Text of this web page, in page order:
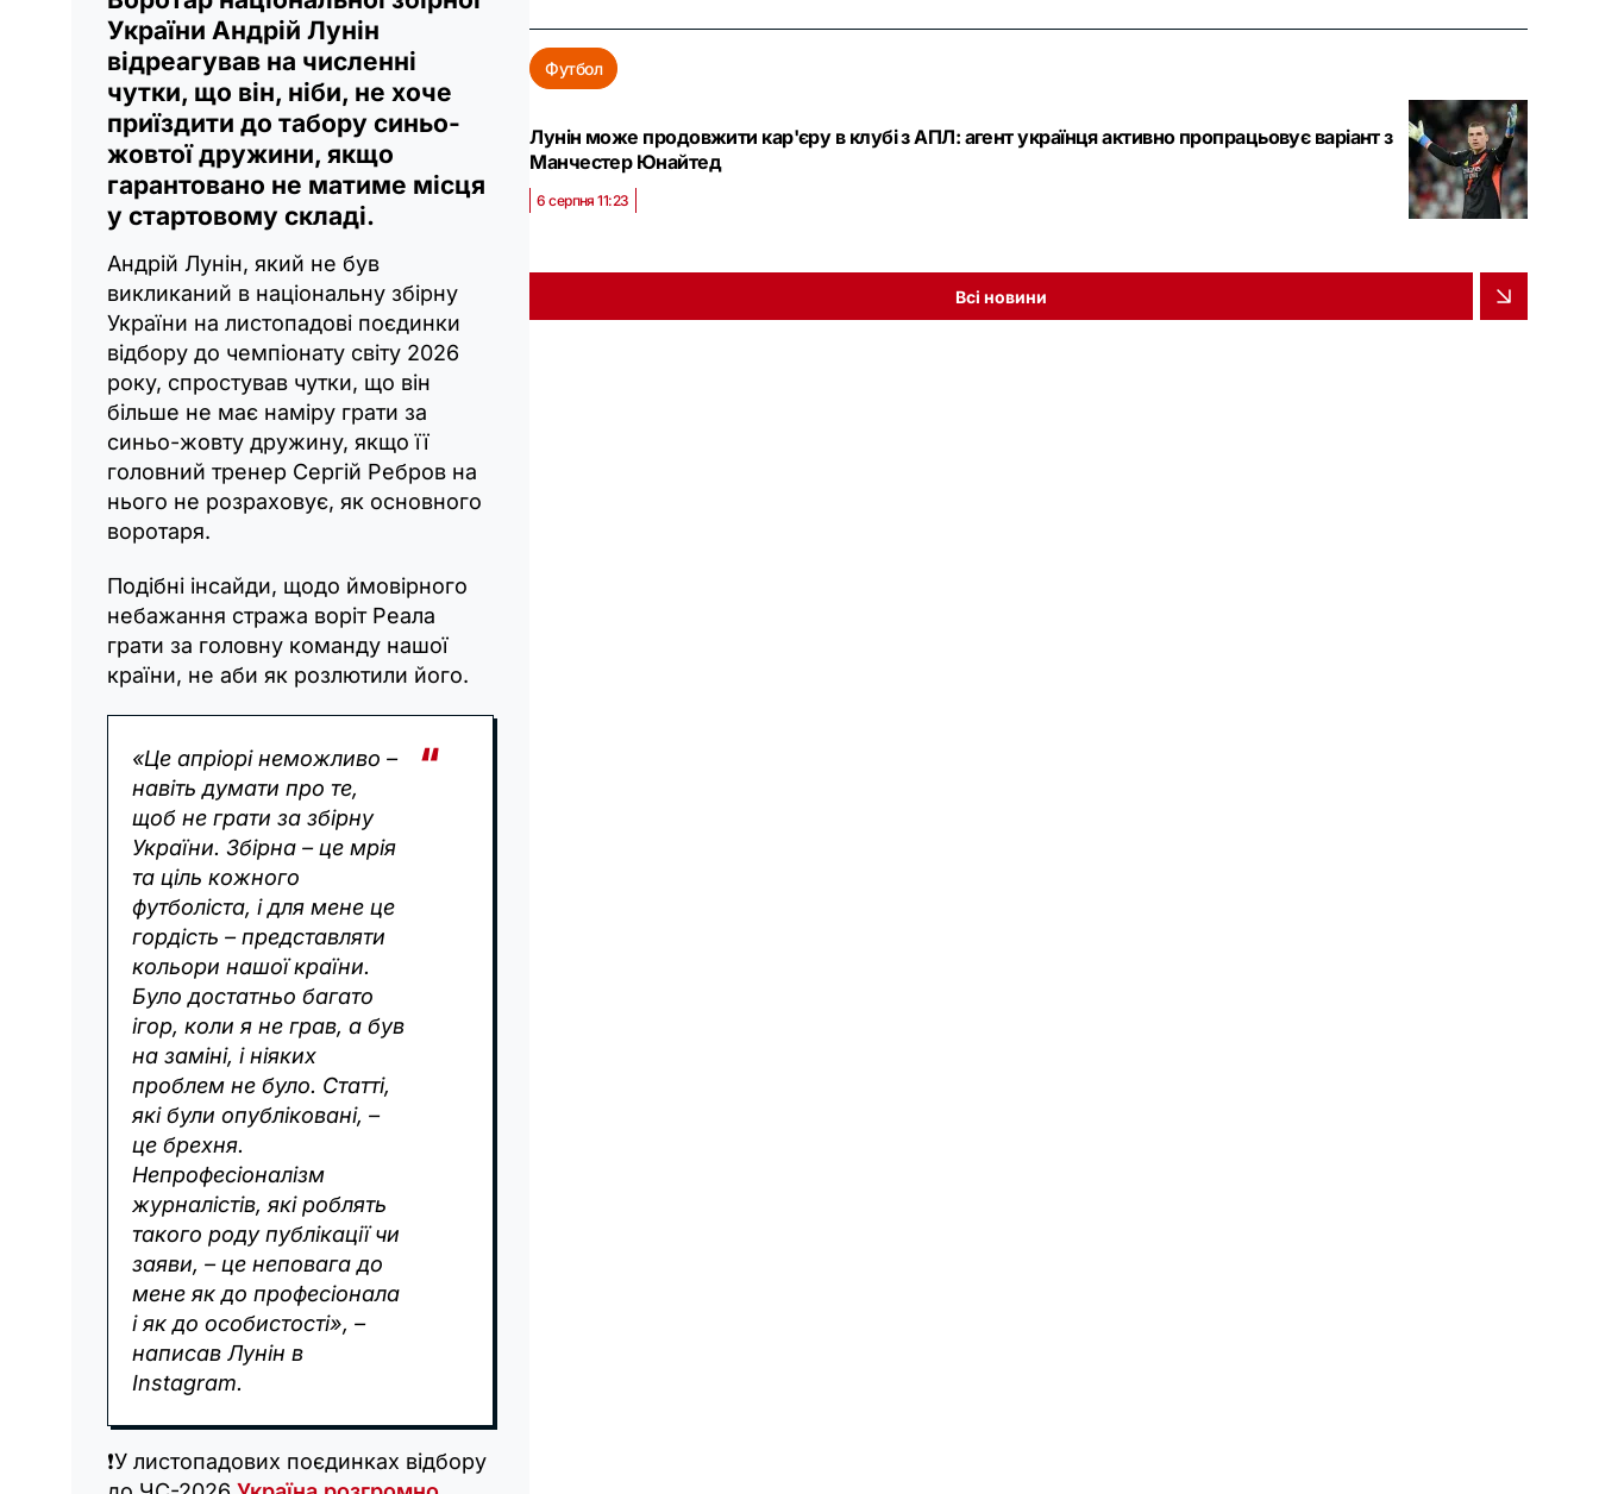
України Андрій Лунін
відреагував на численні
чутки, що він, ніби, не хоче
приїздити до табору синьо-
жовтої дружини, якщо
гарантовано не матиме місця
у стартовому складі.
Андрій Лунін, який не був
викликаний в національну збірну
України на листопадові поєдинки
відбору до чемпіонату світу 2026
року, спростував чутки, що він
більше не має наміру грати за
синьо-жовту дружину, якщо її
головний тренер Сергій Ребров на
нього не розраховує, як основного
воротаря.
Подібні інсайди, щодо ймовірного
небажання стража воріт Реала
грати за головну команду нашої
країни, не аби як розлютили його.
«Це апріорі неможливо –
навіть думати про те,
щоб не грати за збірну
України. Збірна – це мрія
та ціль кожного
футболіста, і для мене це
гордість – представляти
кольори нашої країни.
Було достатньо багато
ігор, коли я не грав, а був
на заміні, і ніяких
проблем не було. Статті,
які були опубліковані, –
це брехня.
Непрофесіоналізм
журналістів, які роблять
такого роду публікації чи
заяви, – це неповага до
мене як до професіонала
і як до особистості», –
написав Лунін в
Instagram.
❗️У листопадових поєдинках відбору
Футбол
Лунін може продовжити кар'єру в клубі з АПЛ: агент українця активно пропрацьовує варіант з
Манчестер Юнайтед
6 серпня 11:23
Всі новини